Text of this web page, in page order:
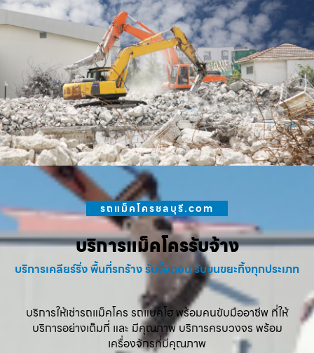
รถแม็คโครชลบุรี.com
บริการแม็คโครรับจ้าง
บริการเคลียร์ริ่ง พื้นที่รกร้าง รับรื้อถอน รับขนขยะทิ้งทุกประเภท
บริการให้เช่ารถแม็คโคร รถแบคโฮ พร้อมคนขับมืออาชีพ ที่ให้
บริการอย่างเต็มที่ และ มีคุณภาพ บริการครบวงจร พร้อม
เครื่องจักรที่มีคุณภาพ